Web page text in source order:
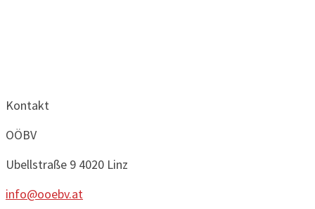
Kontakt
OÖBV
Ubellstraße 9 4020 Linz
info@ooebv.at